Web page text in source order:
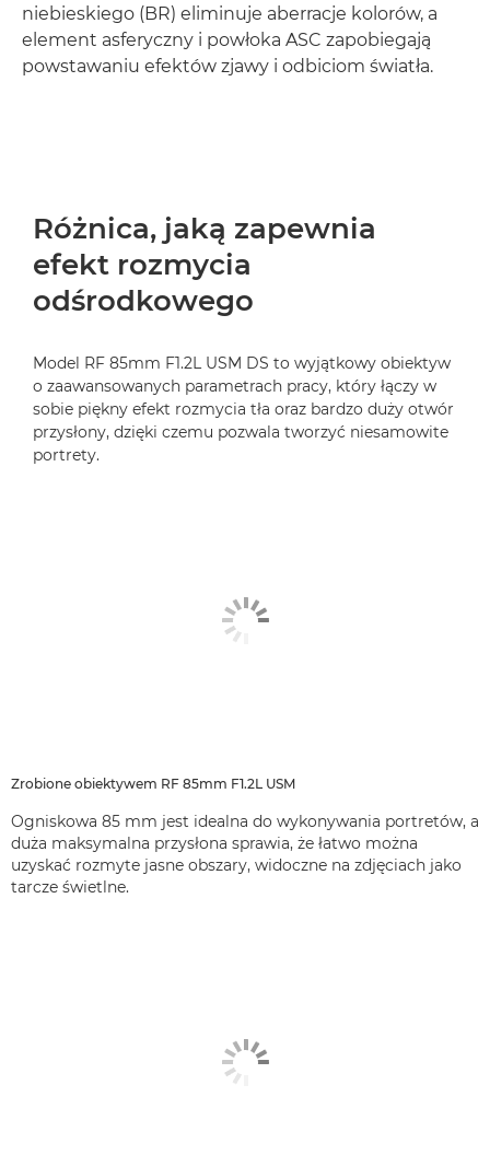
niebieskiego (BR) eliminuje aberracje kolorów, a
element asferyczny i powłoka ASC zapobiegają
powstawaniu efektów zjawy i odbiciom światła.
Różnica, jaką zapewnia
efekt rozmycia
odśrodkowego
Model RF 85mm F1.2L USM DS to wyjątkowy obiektyw
o zaawansowanych parametrach pracy, który łączy w
sobie piękny efekt rozmycia tła oraz bardzo duży otwór
przysłony, dzięki czemu pozwala tworzyć niesamowite
portrety.
Zrobione obiektywem RF 85mm F1.2L USM
Ogniskowa 85 mm jest idealna do wykonywania portretów, a
duża maksymalna przysłona sprawia, że łatwo można
uzyskać rozmyte jasne obszary, widoczne na zdjęciach jako
tarcze świetlne.